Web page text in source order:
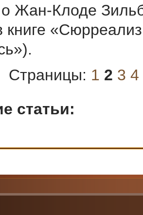
о Жан-Клоде
книге
Страницы: 1 2 3 4
статьи: